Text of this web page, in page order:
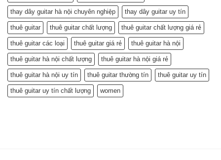
thay dây guitar hà nội chuyên nghiệp thay dây guitar uy tín
thuê guitar thuê guitar chất lượng thuê guitar chất lượng giá rẻ
thuê guitar các loại thuê guitar giá rẻ thuê guitar hà nội
thuê guitar hà nội chất lượng thuê guitar hà nội giá rẻ
thuê guitar hà nội uy tín thuê guitar thường tín thuê guitar uy tín
thuê guitar uy tín chất lượng women